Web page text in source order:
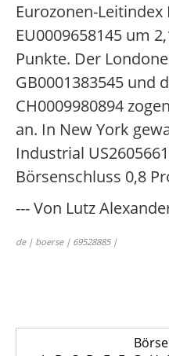
Eurozonen-Leitindex
EU0009658145 um
Punkte. Der
GB0001383545 und
CH0009980894
an. In New York
Industrial
Börsenschluss 0,8
--- Von Lutz
de | boerse | 69528885 |